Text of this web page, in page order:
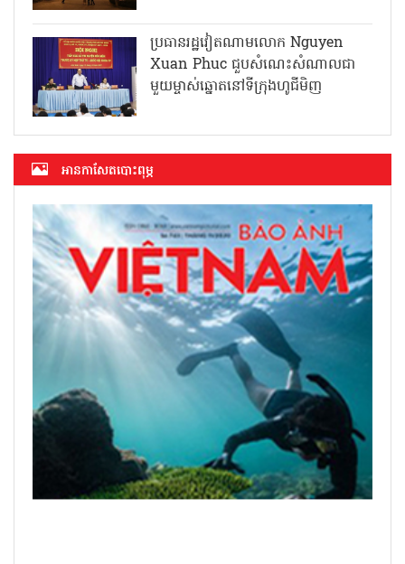
ប្រធានរដ្ឋវៀតណាមលោក Nguyen
Xuan Phuc ជួបសំណេះសំណាលជា
មួយម្ចាស់ឆ្នោតនៅទីក្រុងហូជីមិញ
អាន​កាសែត​បោះពុម្ភ